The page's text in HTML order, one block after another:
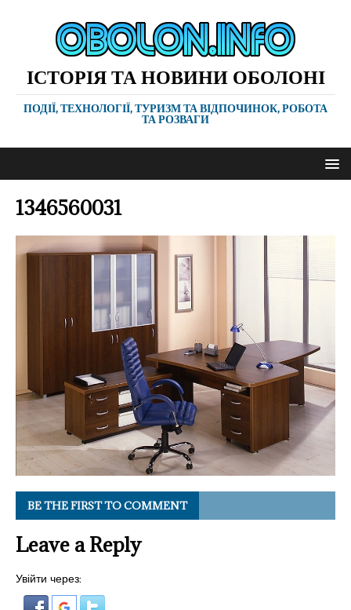
ІСТОРІЯ ТА НОВИНИ ОБОЛОНІ
ПОДІЇ, ТЕХНОЛОГІЇ, ТУРИЗМ ТА ВІДПОЧИНОК, РОБОТА
ТА РОЗВАГИ
1346560031
BE THE FIRST TO COMMENT
Leave a Reply
Увійти через: